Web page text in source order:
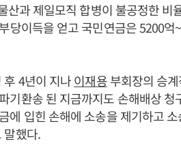
산과 제일모직 합병이 불공정한 비
당이득을 얻고 국민연금은 5200
후 4년이 지나이재용부회장의 승
기환송 된 지금까지도 손해배상 청
에 입힌 손해에 소송을 제기하고
말했다.